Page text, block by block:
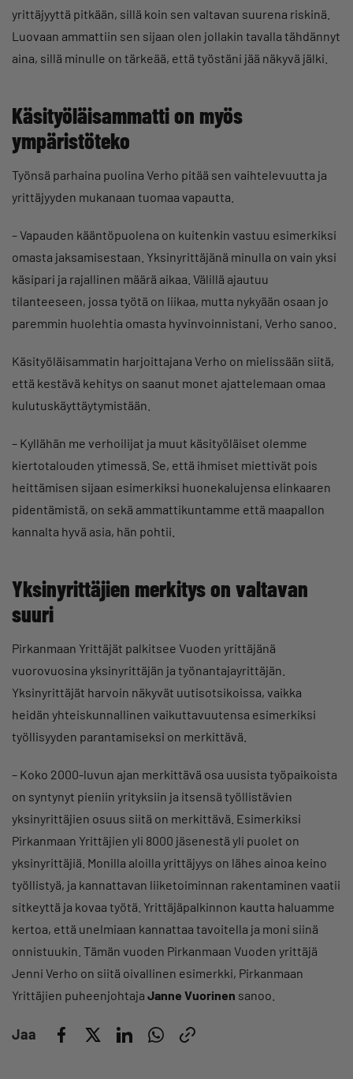
yrittäjyyttä pitkään, sillä koin sen valtavan suurena riskinä.
Luovaan ammattiin sen sijaan olen jollakin tavalla tähdännyt
aina, sillä minulle on tärkeää, että työstäni jää näkyvä jälki.
Käsityöläisammatti on myös
ympäristöteko
Työnsä parhaina puolina Verho pitää sen vaihtelevuutta ja
yrittäjyyden mukanaan tuomaa vapautta.
– Vapauden kääntöpuolena on kuitenkin vastuu esimerkiksi
omasta jaksamisestaan. Yksinyrittäjänä minulla on vain yksi
käsipari ja rajallinen määrä aikaa. Välillä ajautuu
tilanteeseen, jossa työtä on liikaa, mutta nykyään osaan jo
paremmin huolehtia omasta hyvinvoinnistani, Verho sanoo.
Käsityöläisammatin harjoittajana Verho on mielissään siitä,
että kestävä kehitys on saanut monet ajattelemaan omaa
kulutuskäyttäytymistään.
– Kyllähän me verhoilijat ja muut käsityöläiset olemme
kiertotalouden ytimessä. Se, että ihmiset miettivät pois
heittämisen sijaan esimerkiksi huonekalujensa elinkaaren
pidentämistä, on sekä ammattikuntamme että maapallon
kannalta hyvä asia, hän pohtii.
Yksinyrittäjien merkitys on valtavan
suuri
Pirkanmaan Yrittäjät palkitsee Vuoden yrittäjänä
vuorovuosina yksinyrittäjän ja työnantajayrittäjän.
Yksinyrittäjät harvoin näkyvät uutisotsikoissa, vaikka
heidän yhteiskunnallinen vaikuttavuutensa esimerkiksi
työllisyyden parantamiseksi on merkittävä.
– Koko 2000-luvun ajan merkittävä osa uusista työpaikoista
on syntynyt pieniin yrityksiin ja itsensä työllistävien
yksinyrittäjien osuus siitä on merkittävä. Esimerkiksi
Pirkanmaan Yrittäjien yli 8000 jäsenestä yli puolet on
yksinyrittäjiä. Monilla aloilla yrittäjyys on lähes ainoa keino
työllistyä, ja kannattavan liiketoiminnan rakentaminen vaatii
sitkeyttä ja kovaa työtä. Yrittäjäpalkinnon kautta haluamme
kertoa, että unelmiaan kannattaa tavoitella ja moni siinä
onnistuukin. Tämän vuoden Pirkanmaan Vuoden yrittäjä
Jenni Verho on siitä oivallinen esimerkki, Pirkanmaan
Yrittäjien puheenjohtaja Janne Vuorinen sanoo.
Jaa